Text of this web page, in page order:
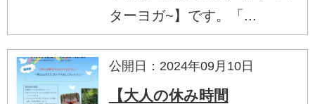
ターヨガ~】です。「...
公開日：2024年09月10日
【大人の休み時間